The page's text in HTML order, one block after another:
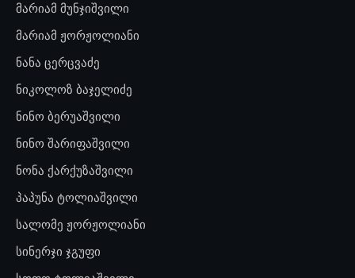
მარიამ მუნჯიშვილი
მარიამ ჟორჟოლიანი
ნანა ცერცვაძე
ნიკოლოზ ბაჯელიძე
ნინო ბერუაშვილი
ნინო შარიფაშვილი
ნონა ქარქუზაშვილი
პაპუნა ტოლიაშვილი
სალომე ჟორჟოლიანი
სინერჯი ჯგუფი